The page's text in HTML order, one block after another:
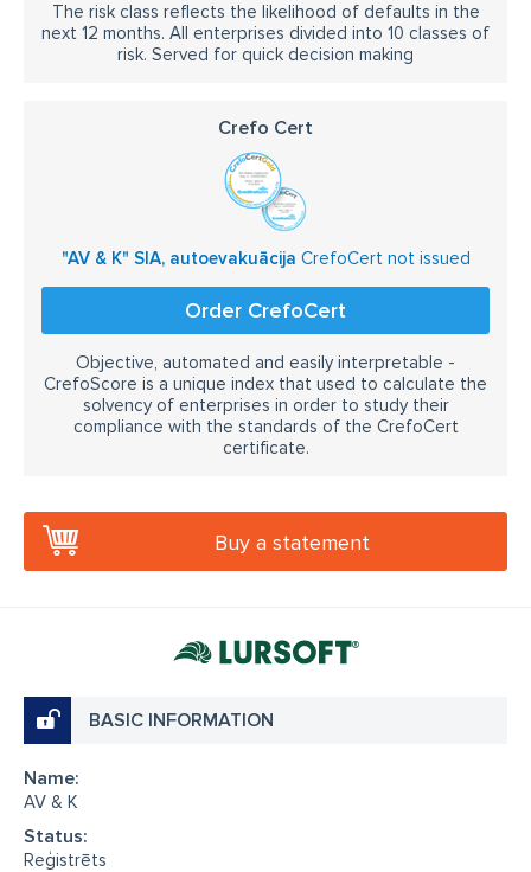
The risk class reflects the likelihood of defaults in the
next 12 months. All enterprises divided into 10 classes of
risk. Served for quick decision making
Crefo Cert
"AV & K" SIA, autoevakuācija CrefoCert not issued
Order CrefoCert
Objective, automated and easily interpretable -
CrefoScore is a unique index that used to calculate the
solvency of enterprises in order to study their
compliance with the standards of the CrefoCert
certificate.
Buy a statement
BASIC INFORMATION
Name:
AV & K
Status:
Reģistrēts